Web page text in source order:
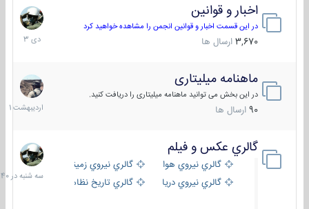
اخبار و قوانین
در این قسمت اخبار و قوانین انجمن را مشاهده خواهید کرد
3,670 ارسال ها
22
دی
1403
ماهنامه میلیتاری
در این بخش می توانید ماهنامه میلیتاری را دریافت کنید.
90 ارسال ها
30
1401
گالري عكس و فيلم
گالري نيروي هوايي
گالري نيروي زميني
گالري نيروي دريايي
گالري تاریخ نظامی
سه
شنبه
در